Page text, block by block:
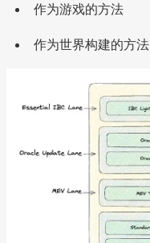
作为游戏的方法
作为世界构建的方法